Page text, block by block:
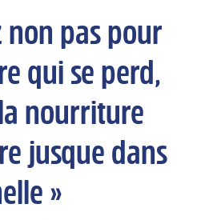
non pas pour
qui se perd,
nourriture
jusque dans
»